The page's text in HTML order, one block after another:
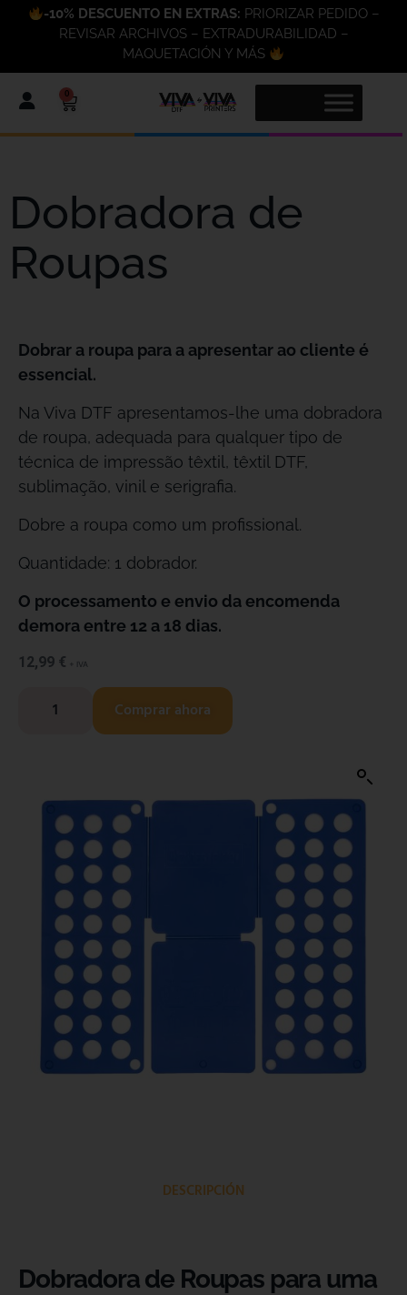
-10% DESCUENTO EN EXTRAS: PRIORIZAR PEDIDO –
REVISAR ARCHIVOS – EXTRADURABILIDAD –
MAQUETACIÓN Y MÁS
0
Dobradora de
Roupas
Dobrar a roupa para a apresentar ao cliente é
essencial.
Na Viva DTF apresentamos-lhe uma dobradora
de roupa, adequada para qualquer tipo de
técnica de impressão têxtil, têxtil DTF,
sublimação, vinil e serigrafia.
Dobre a roupa como um profissional.
Quantidade: 1 dobrador.
O processamento e envio da encomenda
demora entre 12 a 18 dias.
12,99 € + IVA
Comprar ahora
DESCRIPCIÓN
Dobradora de Roupas para uma